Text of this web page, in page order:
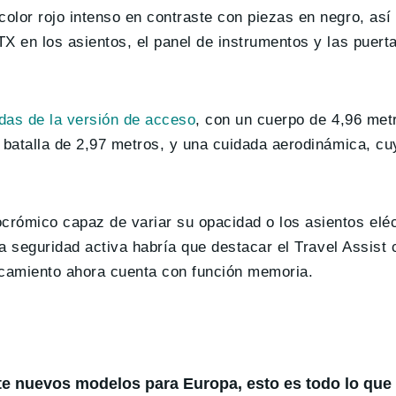
rojo intenso en contraste con piezas en negro,
en los asientos, el panel de instrumentos y las
de la versión de acceso, con un cuerpo de 4,96
de 2,97 metros, y una cuidada aerodinámica,
capaz de variar su opacidad o los asientos
activa habría que destacar el Travel Assist
ahora cuenta con función memoria.
nuevos modelos para Europa, esto es todo lo que